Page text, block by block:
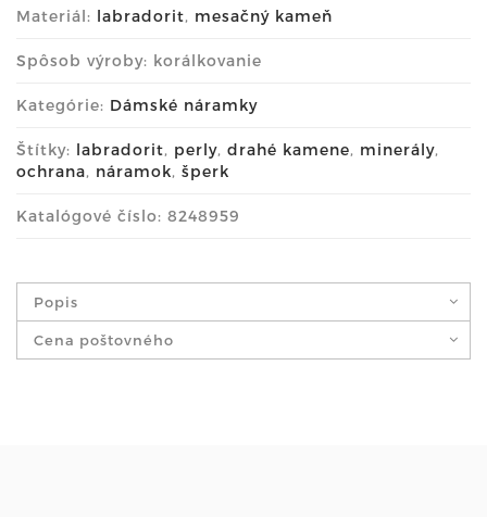
Materiál: labradorit, mesačný kameň
Spôsob výroby: korálkovanie
Kategórie: Dámské náramky
Štítky: labradorit, perly, drahé kamene, minerály,
ochrana, náramok, šperk
Katalógové číslo: 8248959
Popis
Cena poštovného